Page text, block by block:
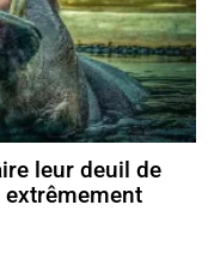
leur deuil de